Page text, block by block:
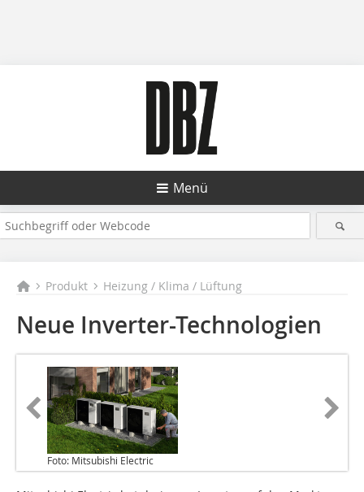
Menü
Produkt Heizung / Klima / Lüftung
Neue Inverter-Technologien
Foto: Mitsubishi Electric